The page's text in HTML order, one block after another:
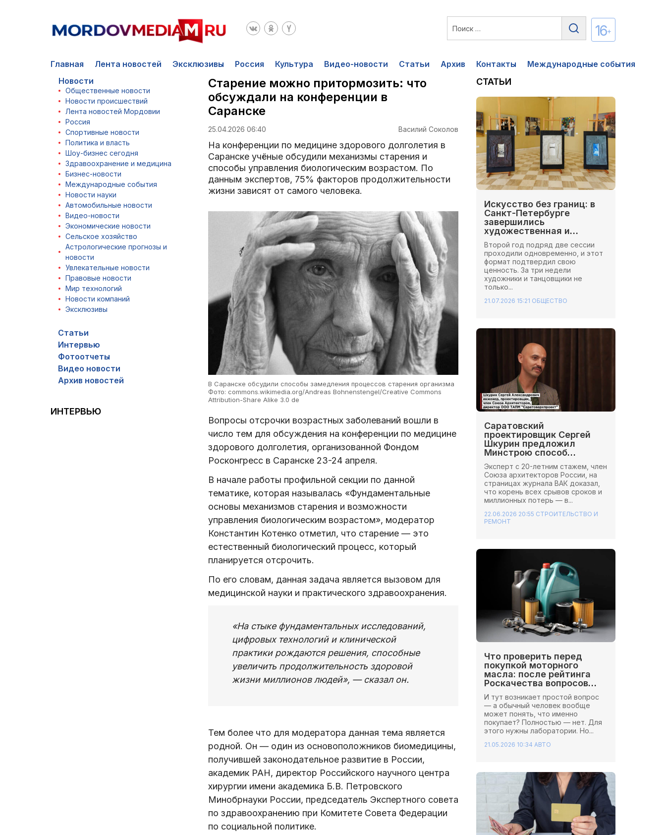
16+
Главная Лента новостей Эксклюзивы Россия Культура Видео-новости Статьи Архив Контакты
Международные события
Новости
Общественные новости
Новости происшествий
Лента новостей Мордовии
Россия
Спортивные новости
Политика и власть
Шоу-бизнес сегодня
Здравоохранение и медицина
Бизнес-новости
Международные события
Новости науки
Автомобильные новости
Видео-новости
Экономические новости
Сельское хозяйство
Астрологические прогнозы и
новости
Увлекательные новости
Правовые новости
Мир технологий
Новости компаний
Эксклюзивы
Статьи
Интервью
Фотоотчеты
Видео новости
Архив новостей
ИНТЕРВЬЮ
Старение можно притормозить: что
обсуждали на конференции в
Саранске
25.04.2026 06:40 Василий Соколов
На конференции по медицине здорового долголетия в
Саранске учёные обсудили механизмы старения и
способы управления биологическим возрастом. По
данным экспертов, 75% факторов продолжительности
жизни зависят от самого человека.
В Саранске обсудили способы замедления процессов старения организма
Фото: commons.wikimedia.org/Andreas Bohnenstengel/Creative Commons
Attribution-Share Alike 3.0 de
Вопросы отсрочки возрастных заболеваний вошли в
число тем для обсуждения на конференции по медицине
здорового долголетия, организованной Фондом
Росконгресс в Саранске 23-24 апреля.
В начале работы профильной секции по данной
тематике, которая называлась «Фундаментальные
основы механизмов старения и возможности
управления биологическим возрастом», модератор
Константин Котенко отметил, что старение — это
естественный биологический процесс, который
планируется отсрочить.
По его словам, данная задача является вызовом для
медицинской науки и практического здравоохранения.
«На стыке фундаментальных исследований,
цифровых технологий и клинической
практики рождаются решения, способные
увеличить продолжительность здоровой
жизни миллионов людей», — сказал он.
Тем более что для модератора данная тема является
родной. Он — один из основоположников биомедицины,
получившей законодательное развитие в России,
академик РАН, директор Российского научного центра
хирургии имени академика Б.В. Петровского
Минобрнауки России, председатель Экспертного совета
по здравоохранению при Комитете Совета Федерации
по социальной политике.
СТАТЬИ
Искусство без границ: в
Санкт-Петербурге
завершились
художественная и
хореографическая сессии
Школы Иннопрактики.
Второй год подряд две сессии
проходили одновременно, и этот
формат подтвердил свою
ценность. За три недели
художники и танцовщики не
только...
21.07.2026 15:21 ОБЩЕСТВО
Саратовский
проектировщик Сергей
Шкурин предложил
Минстрою способ
сэкономить миллионы на
стройках
Эксперт с 20-летним стажем, член
Союза архитекторов России, на
страницах журнала ВАК доказал,
что корень всех срывов сроков и
миллионных потерь — в...
22.06.2026 20:55 СТРОИТЕЛЬСТВО И
РЕМОНТ
Что проверить перед
покупкой моторного
масла: после рейтинга
Роскачества вопросов
стало больше
И тут возникает простой вопрос
— а обычный человек вообще
может понять, что именно
покупает? Полностью — нет. Для
этого нужны лаборатории. Но...
21.05.2026 10:34 АВТО